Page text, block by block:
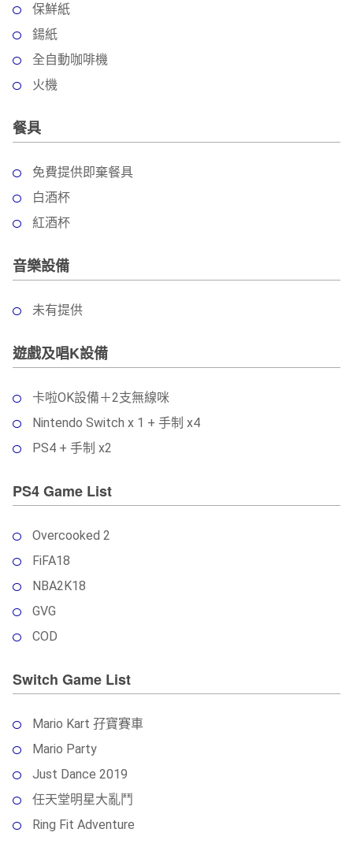
保鮮紙
鍚紙
全自動咖啡機
火機
餐具
免費提供即棄餐具
白酒杯
紅酒杯
音樂設備
未有提供
遊戲及唱K設備
卡啦OK設備＋2支無線咪
Nintendo Switch x 1 + 手制 x4
PS4 + 手制 x2
PS4 Game List
Overcooked 2
FiFA18
NBA2K18
GVG
COD
Switch Game List
Mario Kart 孖寶賽車
Mario Party
Just Dance 2019
任天堂明星大亂鬥
Ring Fit Adventure